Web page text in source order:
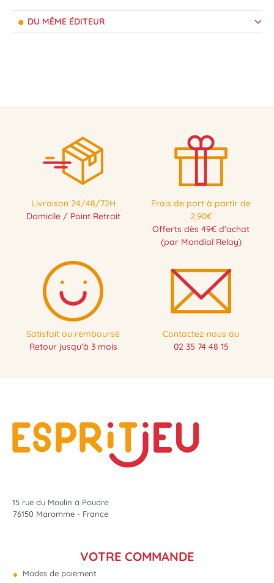
DU MÊME ÉDITEUR
Livraison 24/48/72H
Domicile / Point Retrait
Frais de port à partir de
2,90€
Offerts dès 49€ d'achat
(par Mondial Relay)
Satisfait ou remboursé
Retour jusqu'à 3 mois
Contactez-nous au
02 35 74 48 15
15 rue du Moulin à Poudre
76150 Maromme - France
VOTRE COMMANDE
Modes de paiement